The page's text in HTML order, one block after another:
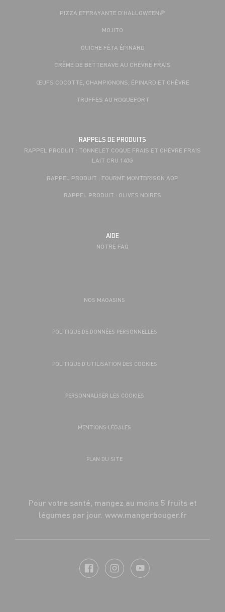
PIZZA EFFRAYANTE D’HALLOWEEN🍕
MOJITO
QUICHE FÉTA ÉPINARD
CRÈME DE BETTERAVE AU CHÈVRE FRAIS
ŒUFS COCOTTE, CHAMPIGNONS, ÉPINARD ET CHÈVRE
TRUFFES AU ROQUEFORT
RAPPELS DE PRODUITS
RAPPEL PRODUIT : TONNELET COQUE FRAIS ET CHÈVRE FRAIS
LAIT CRU 140G
RAPPEL PRODUIT : FOURME MONTBRISON AOP
RAPPEL PRODUIT : OLIVES NOIRES
AIDE
NOTRE FAQ
NOS MAGASINS
POLITIQUE DE DONNÉES PERSONNELLES
POLITIQUE D’UTILISATION DES COOKIES
PERSONNALISER LES COOKIES
MENTIONS LÉGALES
PLAN DU SITE
Pour votre santé, mangez au moins 5 fruits et
légumes par jour. www.mangerbouger.fr